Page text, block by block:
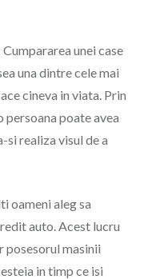
unei case
una dintre cele mai
cineva in viata. Prin
poate avea
si realiza visul de a
oameni aleg sa
auto. Acest lucru
posesorul masinii
in timp ce isi